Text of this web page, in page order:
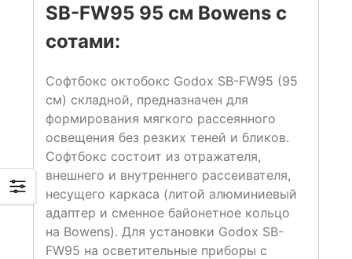
SB-FW95 95 см Bowens с
сотами:
Софтбокс октобокс Godox SB-FW95 (95
см) складной, предназначен для
формирования мягкого рассеянного
освещения без резких теней и бликов.
Софтбокс состоит из отражателя,
внешнего и внутреннего рассеивателя,
несущего каркаса (литой алюминиевый
адаптер и сменное байонетное кольцо
на Bowens). Для установки Godox SB-
FW95 на осветительные приборы с